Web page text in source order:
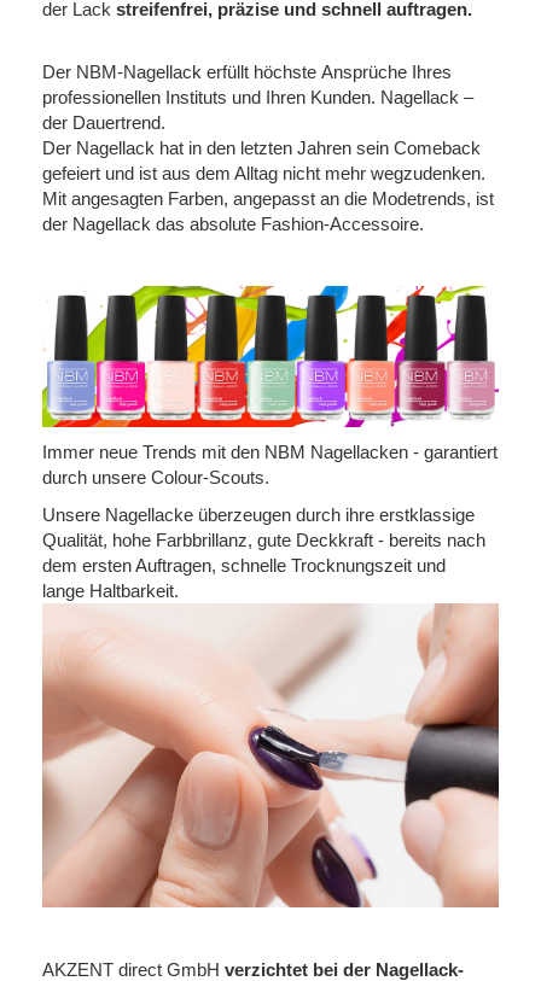
der Lack streifenfrei, präzise und schnell auftragen.
Der NBM-Nagellack erfüllt höchste Ansprüche Ihres
professionellen Instituts und Ihren Kunden. Nagellack –
der Dauertrend.
Der Nagellack hat in den letzten Jahren sein Comeback
gefeiert und ist aus dem Alltag nicht mehr wegzudenken.
Mit angesagten Farben, angepasst an die Modetrends, ist
der Nagellack das absolute Fashion-Accessoire.
Immer neue Trends mit den NBM Nagellacken - garantiert
durch unsere Colour-Scouts.
Unsere Nagellacke überzeugen durch ihre erstklassige
Qualität, hohe Farbbrillanz, gute Deckkraft - bereits nach
dem ersten Auftragen, schnelle Trocknungszeit und
lange Haltbarkeit.
AKZENT direct GmbH verzichtet bei der Nagellack-